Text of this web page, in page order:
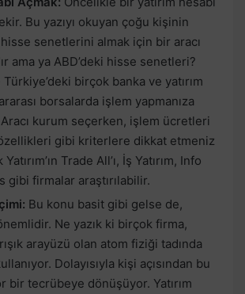
Bu yazıyı okuyan çoğu kişinin
senetlerini almak için bir aracı
ama ya ABD’deki hisse senetleri?
birçok banka ve yatırım
borsalarda işlem yapmanıza
Aracı kurum seçerken, işlem ücretleri
gibi kriterlere dikkat etmeniz
Trade All’ı, İş Yatırım, Info
gibi firmalar araştırılabilir.
Bu konu basit gibi gelse de,
Ne yazık ki birçok firma,
arayüzü olan atom fiziği tadında
Dolayısıyla kişi açısından bu
bir tecrübeye dönüşüyor. Yatırım